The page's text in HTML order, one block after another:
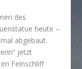
des
heute –
abgebaut.
jetzt
Feinschliff